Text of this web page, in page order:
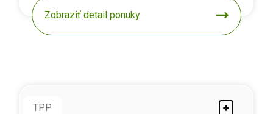
Zobraziť detail ponuky
TPP